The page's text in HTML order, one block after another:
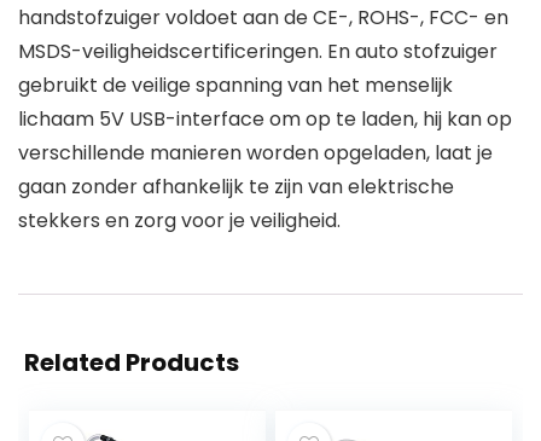
handstofzuiger voldoet aan de CE-, ROHS-, FCC- en
MSDS-veiligheidscertificeringen. En auto stofzuiger
gebruikt de veilige spanning van het menselijk
lichaam 5V USB-interface om op te laden, hij kan op
verschillende manieren worden opgeladen, laat je
gaan zonder afhankelijk te zijn van elektrische
stekkers en zorg voor je veiligheid.
Related Products